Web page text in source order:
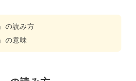
の読み方
の意味